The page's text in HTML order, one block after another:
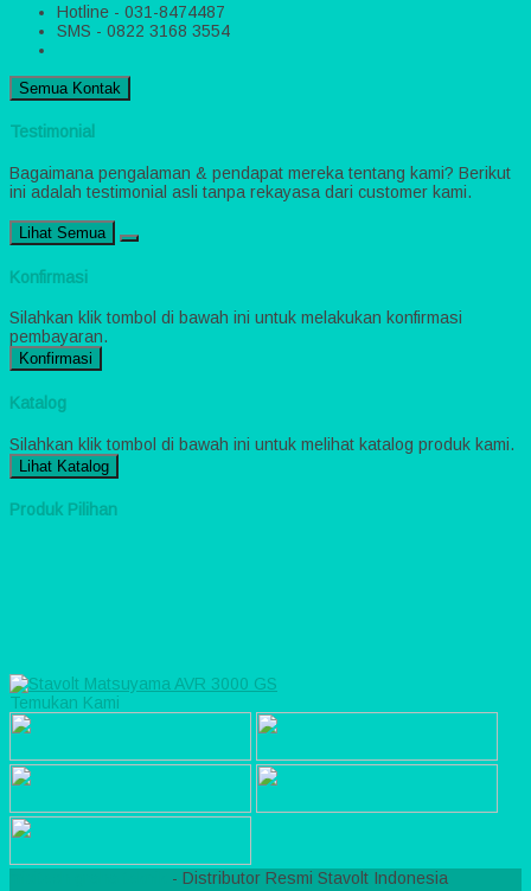
Hotline - 031-8474487
SMS - 0822 3168 3554
Semua Kontak
Testimonial
Bagaimana pengalaman & pendapat mereka tentang kami? Berikut
ini adalah testimonial asli tanpa rekayasa dari customer kami.
Lihat Semua
Konfirmasi
Silahkan klik tombol di bawah ini untuk melakukan konfirmasi
pembayaran.
Konfirmasi
Katalog
Silahkan klik tombol di bawah ini untuk melihat katalog produk kami.
Lihat Katalog
Produk Pilihan
Temukan Kami
- Distributor Resmi Stavolt Indonesia